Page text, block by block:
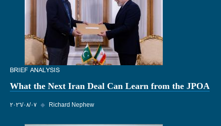
BRIEF ANALYSIS
What the Next Iran Deal Can Learn from the JPOA
٠٧‏/٠٨‏/٢٠٢٦ ◆ Richard Nephew